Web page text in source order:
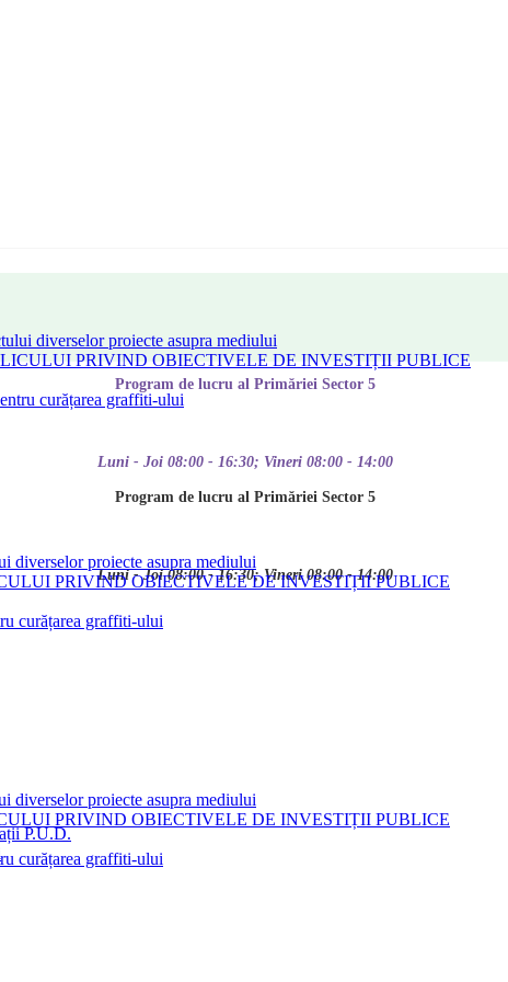
diverselor proiecte asupra mediului
PRIVIND OBIECTIVELE DE INVESTIȚII PUBLICE
curățarea graffiti-ului
P.U.D.
Program de lucru al Primăriei Sector 5
Luni - Joi 08:00 - 16:30; Vineri 08:00 - 14:00
Program de lucru al Primăriei Sector 5
Luni - Joi 08:00 - 16:30; Vineri 08:00 - 14:00
diverselor proiecte asupra mediului
PRIVIND OBIECTIVELE DE INVESTIȚII PUBLICE
curățarea graffiti-ului
diverselor proiecte asupra mediului
PRIVIND OBIECTIVELE DE INVESTIȚII PUBLICE
curățarea graffiti-ului